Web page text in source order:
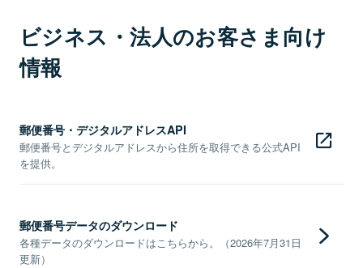
ビジネス・法人のお客さま向け
情報
郵便番号・デジタルアドレスAPI
郵便番号とデジタルアドレスから住所を取得できる公式API
を提供。
郵便番号データのダウンロード
各種データのダウンロードはこちらから。（2026年7月31日
更新）